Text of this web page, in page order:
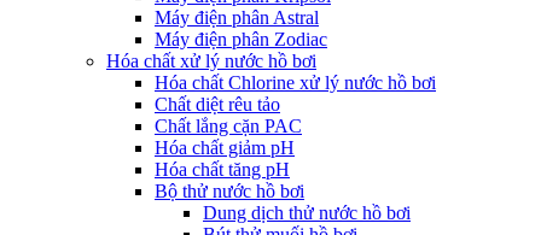
Máy điện phân Astral
Máy điện phân Zodiac
Hóa chất xử lý nước hồ bơi
Hóa chất Chlorine xử lý nước hồ bơi
Chất diệt rêu tảo
Chất lắng cặn PAC
Hóa chất giảm pH
Hóa chất tăng pH
Bộ thử nước hồ bơi
Dung dịch thử nước hồ bơi